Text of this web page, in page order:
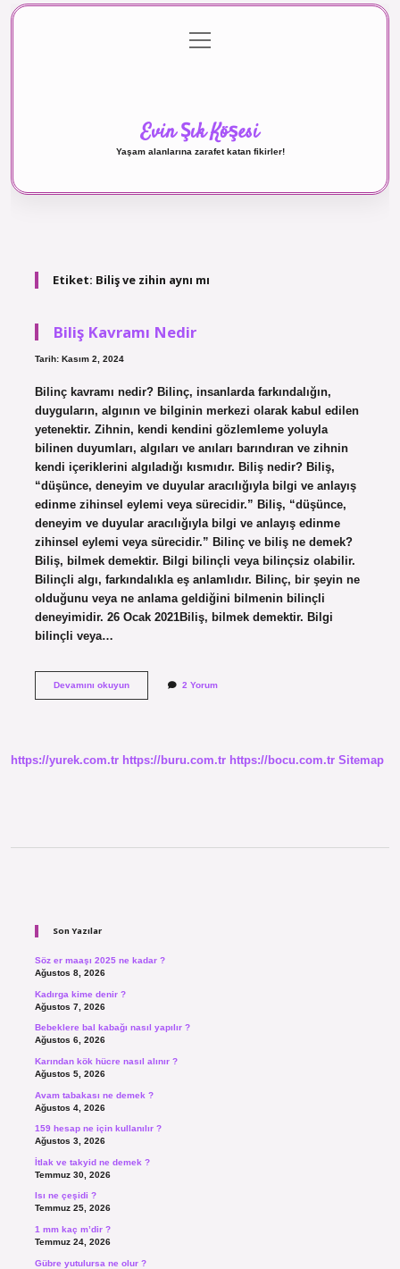
Gizlilik Politikası
menüyü
aç
Evin Şık Köşesi
Yaşam alanlarına zarafet katan fikirler!
Etiket: Biliş ve zihin aynı mı
Biliş Kavramı Nedir
Tarih: Kasım 2, 2024
Bilinç kavramı nedir? Bilinç, insanlarda farkındalığın,
duyguların, algının ve bilginin merkezi olarak kabul edilen
yetenektir. Zihnin, kendi kendini gözlemleme yoluyla
bilinen duyumları, algıları ve anıları barındıran ve zihnin
kendi içeriklerini algıladığı kısmıdır. Biliş nedir? Biliş,
“düşünce, deneyim ve duyular aracılığıyla bilgi ve anlayış
edinme zihinsel eylemi veya sürecidir.” Biliş, “düşünce,
deneyim ve duyular aracılığıyla bilgi ve anlayış edinme
zihinsel eylemi veya sürecidir.” Bilinç ve biliş ne demek?
Biliş, bilmek demektir. Bilgi bilinçli veya bilinçsiz olabilir.
Bilinçli algı, farkındalıkla eş anlamlıdır. Bilinç, bir şeyin ne
olduğunu veya ne anlama geldiğini bilmenin bilinçli
deneyimidir. 26 Ocak 2021Biliş, bilmek demektir. Bilgi
bilinçli veya…
Devamını okuyunBiliş
2 Yorum
https://yurek.com.tr https://buru.com.tr https://bocu.com.tr Sitemap
Son Yazılar
Söz er maaşı 2025 ne kadar ?
Ağustos 8, 2026
Kadırga kime denir ?
Ağustos 7, 2026
Bebeklere bal kabağı nasıl yapılır ?
Ağustos 6, 2026
Karından kök hücre nasıl alınır ?
Ağustos 5, 2026
Avam tabakası ne demek ?
Ağustos 4, 2026
159 hesap ne için kullanılır ?
Ağustos 3, 2026
İtlak ve takyid ne demek ?
Temmuz 30, 2026
Isı ne çeşidi ?
Temmuz 25, 2026
1 mm kaç m’dir ?
Temmuz 24, 2026
Gübre yutulursa ne olur ?